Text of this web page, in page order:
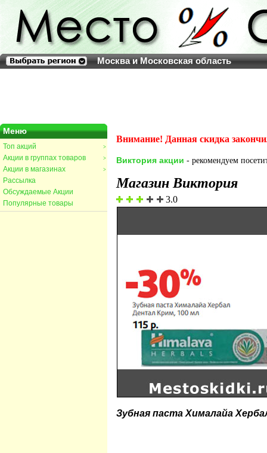
Москва и Московская область
Меню
>
Топ акций
>
Акции в группах товаров
>
Акции в магазинах
Рассылка
Обсуждаемые Акции
Популярные товары
Внимание! Данная скидка
Виктория акции - рекомендуем
Магазин Виктория
3.0
Зубная паста Хималайа